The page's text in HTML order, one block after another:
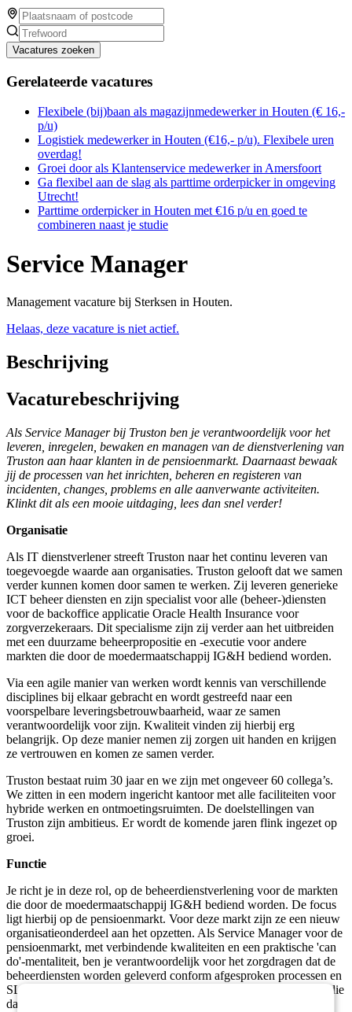
Vacatures zoeken
Gerelateerde vacatures
Flexibele (bij)baan als magazijnmedewerker in Houten (€ 16,-
p/u)
Logistiek medewerker in Houten (€16,- p/u). Flexibele uren
overdag!
Groei door als Klantenservice medewerker in Amersfoort
Ga flexibel aan de slag als parttime orderpicker in omgeving
Utrecht!
Parttime orderpicker in Houten met €16 p/u en goed te
combineren naast je studie
Service Manager
Management vacature bij Sterksen in Houten.
Helaas, deze vacature is niet actief.
Beschrijving
Vacaturebeschrijving
Als Service Manager bij Truston ben je verantwoordelijk voor het
leveren, inregelen, bewaken en managen van de dienstverlening van
Truston aan haar klanten in de pensioenmarkt. Daarnaast bewaak
jij de processen van het inrichten, beheren en registeren van
incidenten, changes, problems en alle aanverwante activiteiten.
Klinkt dit als een mooie uitdaging, lees dan snel verder!
Organisatie
Als IT dienstverlener streeft Truston naar het continu leveren van
toegevoegde waarde aan organisaties. Truston gelooft dat we samen
verder kunnen komen door samen te werken. Zij leveren generieke
ICT beheer diensten en zijn specialist voor alle (beheer-)diensten
voor de backoffice applicatie Oracle Health Insurance voor
zorgverzekeraars. Dit specialisme zijn zij verder aan het uitbreiden
met een duurzame beheerpropositie en -executie voor andere
markten die door de moedermaatschappij IG&H bediend worden.
Via een agile manier van werken wordt kennis van verschillende
disciplines bij elkaar gebracht en wordt gestreefd naar een
voorspelbare leveringsbetrouwbaarheid, waar ze samen
verantwoordelijk voor zijn. Kwaliteit vinden zij hierbij erg
belangrijk. Op deze manier nemen zij zorgen uit handen en krijgen
ze vertrouwen en komen ze samen verder.
Truston bestaat ruim 30 jaar en we zijn met ongeveer 60 collega’s.
We zitten in een modern ingericht kantoor met alle faciliteiten voor
hybride werken en ontmoetingsruimten. De doelstellingen van
Truston zijn ambitieus. Er wordt de komende jaren flink ingezet op
groei.
Functie
Je richt je in deze rol, op de beheerdienstverlening voor de markten
die door de moedermaatschappij IG&H bediend worden. De focus
ligt hierbij op de pensioenmarkt. Voor deze markt zijn ze een nieuw
organisatieonderdeel aan het opzetten. Als Service Manager voor de
pensioenmarkt, met verbindende kwaliteiten en een praktische 'can
do'-mentaliteit, ben je verantwoordelijk voor het zorgdragen dat de
beheerdiensten worden geleverd conform afgesproken processen en
SLA’s. Je kent de contracten met de klanten en de verplichtingen die
daaruit voortvloeien. Je bewaakt de operationele continuïteit en